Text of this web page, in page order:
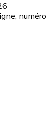
numéro